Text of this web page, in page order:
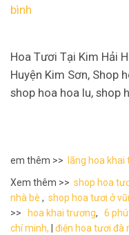
bình
Hoa Tươi Tại Kim Hải
Huyện Kim Sơn, Shop
shop hoa hoa lu, shop
em thêm >> lãng hoa khai
Xem thêm >> shop hoa
nhà bè , shop hoa tươi ở
>>
hoa khai trương, 6
chí minh,
điện hoa tươi đà